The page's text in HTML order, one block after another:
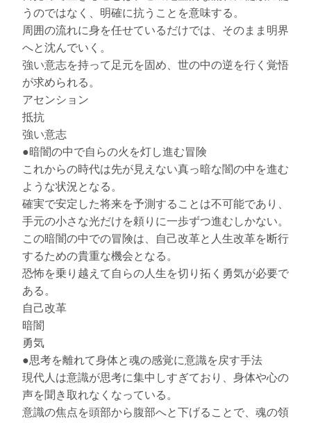
うのではなく、明確に抗うことを意味する。
周囲の流れに身を任せているだけでは、そのまま明界
へと沈んでいく。
強い意志を持って足元を固め、世の中の逆を行く覚悟
が求められる。
アセンション
抵抗
強い意志
●暗闇の中で自らの火を灯し進む冒険
これからの時代は先が見えない真っ暗な闇の中を進む
ような状況となる。
確実で安定した将来を予測することは不可能であり、
手元の小さな光だけを頼りに一歩ずつ進むしかない。
この暗闇の中での冒険は、自己改革と人生改革を断行
するための貴重な機会となる。
恐怖を乗り越えて自らの人生を切り拓く勇気が必要で
ある。
自己改革
暗闇
勇気
●思考を離れて身体と魂の感覚に意識を戻す手法
現代人は意識が思考に集中しすぎており、身体や心の
声を聞き取れなくなっている。
意識の焦点を頭部から腹部へと下げることで、魂の領